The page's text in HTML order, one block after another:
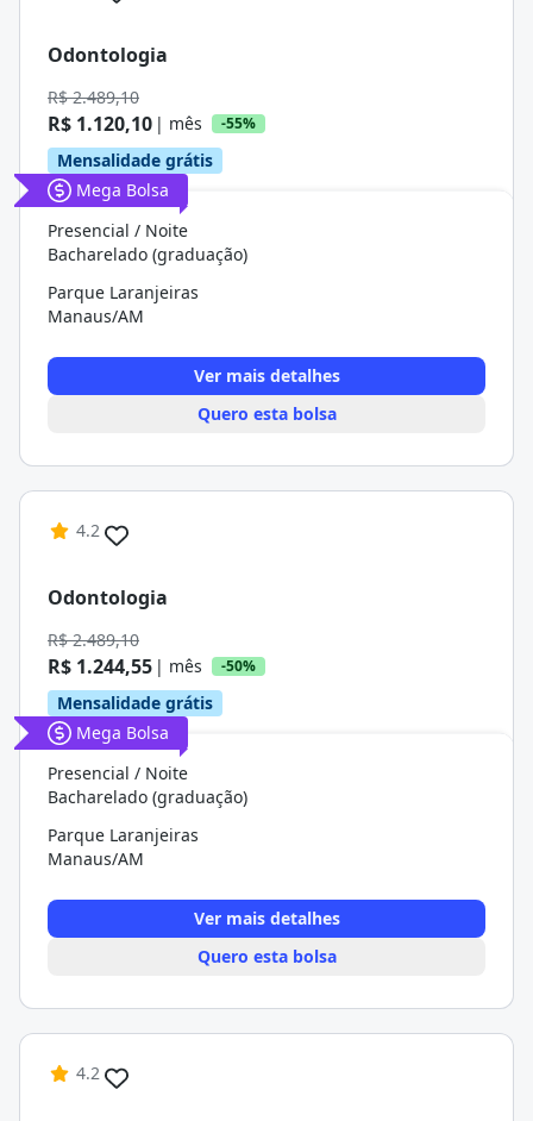
Odontologia
R$ 2.489,10
R$ 1.120,10 | mês -55%
Mensalidade grátis
Mega Bolsa
Presencial / Noite
Bacharelado (graduação)
Parque Laranjeiras
Manaus/AM
Ver mais detalhes
Quero esta bolsa
4.2
Odontologia
R$ 2.489,10
R$ 1.244,55 | mês -50%
Mensalidade grátis
Mega Bolsa
Presencial / Noite
Bacharelado (graduação)
Parque Laranjeiras
Manaus/AM
Ver mais detalhes
Quero esta bolsa
4.2